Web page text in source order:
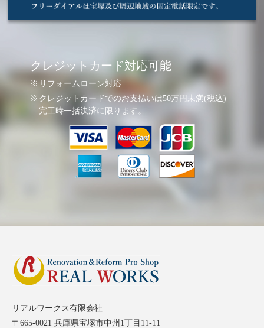
クレジットカード対応可能
リフォームローン対応
クレジットカードでのお支払いは50万円未満(税込)
完工時一括決済に限ります。
リアルワークス有限会社
〒665-0021 兵庫県宝塚市中州1丁目11-11